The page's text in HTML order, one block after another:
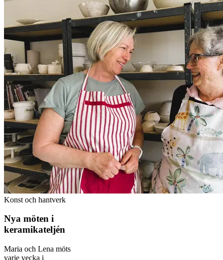
Konst och hantverk
Nya möten i
keramikateljén
Maria och Lena möts
varje vecka i